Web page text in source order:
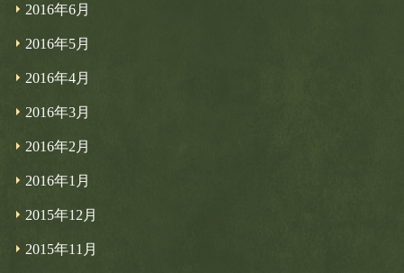
2016年6月
2016年5月
2016年4月
2016年3月
2016年2月
2016年1月
2015年12月
2015年11月